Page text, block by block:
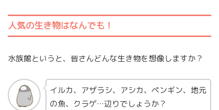
人気の生き物はなんでも！
水族館というと、皆さんどんな生き物を想像しますか？
イルカ、アザラシ、アシカ、ペンギン、地元
の魚、クラゲ…辺りでしょうか？